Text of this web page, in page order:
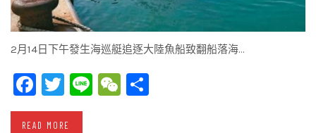
2月14日下午發生海巡艇追逐大陸魚船致翻船落海…
Facebook
Twitter
LineWeChat
READ MORE